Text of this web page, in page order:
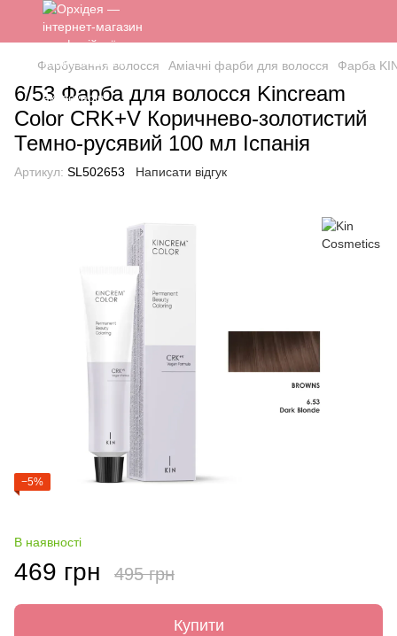
Фарбування волосся Аміачні фарби для волосся Фарба
6/53 Фарба для волосся Kincream
Color CRK+V Коричнево-золотистий
Темно-русявий 100 мл Іспанія
Артикул: SL502653 Написати відгук
−5%
В наявності
469 грн 495 грн
Купити